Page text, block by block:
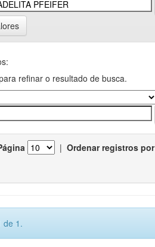
refinar o resultado de busca.
| Ordenar registros por
de 1.